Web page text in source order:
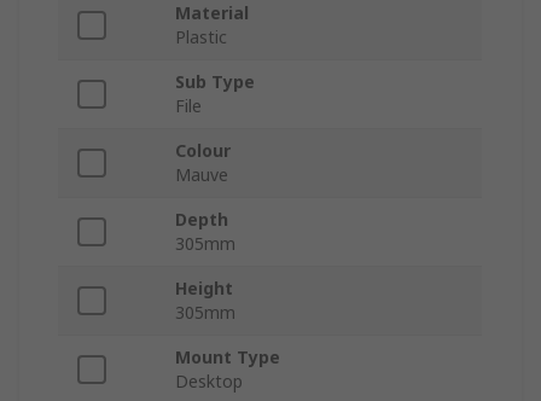
Material
Plastic
Sub Type
File
Colour
Mauve
Depth
305mm
Height
305mm
Mount Type
Desktop